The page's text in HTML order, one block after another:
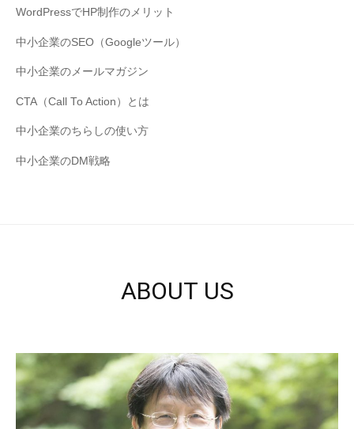
WordPressでHP制作のメリット
中小企業のSEO（Googleツール）
中小企業のメールマガジン
CTA（Call To Action）とは
中小企業のちらしの使い方
中小企業のDM戦略
ABOUT US